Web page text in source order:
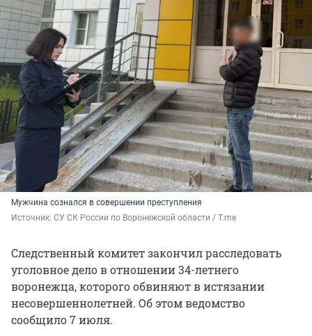
Мужчина сознался в совершении преступления
Источник: СУ СК России по Воронежской области / T.me
Следственный комитет закончил расследовать
уголовное дело в отношении 34-летнего
воронежца, которого обвиняют в истязании
несовершеннолетней. Об этом ведомство
сообщило 7 июля.